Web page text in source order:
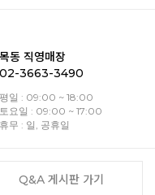
목동 직영매장
02-3663-3490
평일 : 09:00 ~ 18:00
토요일 : 09:00 ~ 17:00
휴무 : 일, 공휴일
Q&A 게시판 가기